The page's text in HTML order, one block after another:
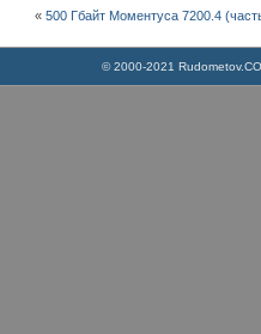
«500 Гбайт Моментуса 7200.4
© 2000-2021